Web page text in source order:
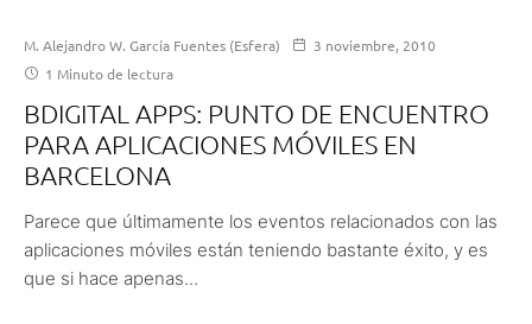
M. Alejandro W. García Fuentes (Esfera)
3 noviembre, 2010
1 Minuto de lectura
BDIGITAL APPS: PUNTO DE ENCUENTRO
PARA APLICACIONES MÓVILES EN
BARCELONA
Parece que últimamente los eventos relacionados con las
aplicaciones móviles están teniendo bastante éxito, y es
que si hace apenas...